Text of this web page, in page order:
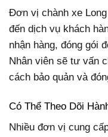
Đơn vị chành xe
đến dịch vụ khách
nhận hàng, đóng gói
Nhân viên sẽ tư vấn
cách bảo quản và
Có Thể Theo Dõi
Nhiều đơn vị cung